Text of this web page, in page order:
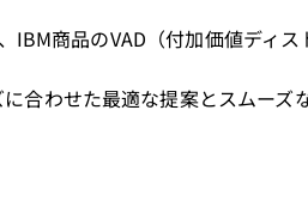
IBM商品のVAD（付加価値ディ
合わせた最適な提案とスムーズ